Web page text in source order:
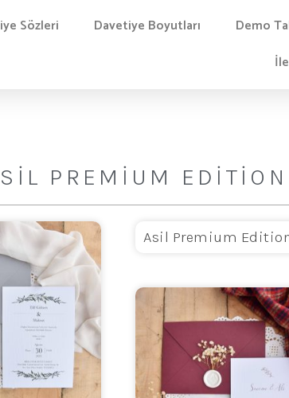
Sözleri Davetiye Boyutları Demo
PREMİUM EDİTİON
Asil Premium